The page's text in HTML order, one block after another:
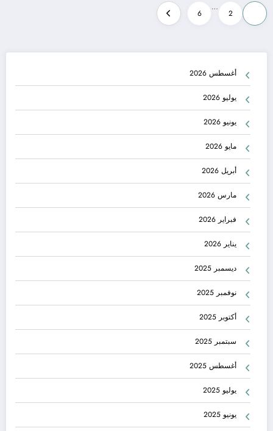
تعدد
صفحات
المقالات
2
…
6
أغسطس 2026
يوليو 2026
يونيو 2026
مايو 2026
أبريل 2026
مارس 2026
فبراير 2026
يناير 2026
ديسمبر 2025
نوفمبر 2025
أكتوبر 2025
سبتمبر 2025
أغسطس 2025
يوليو 2025
يونيو 2025